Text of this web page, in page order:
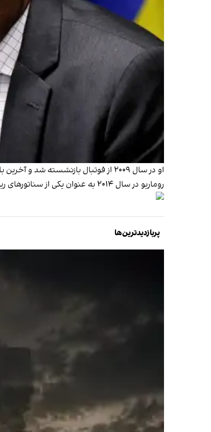
او در سال ۲۰۰۹ از فوتبال بازنشسته شد و آخرین بازی خود را برای باشگاه فوتبال آمریکا انجام داد، جایی که پدرش هم در آن بازی می‌کرد.
روماریو در سال ۲۰۱۴ به عنوان یکی از سناتورهای ریودوژانیرو انتخاب شد.
پربازدیدترین‌ها